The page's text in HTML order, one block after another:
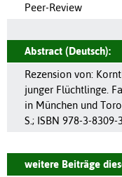
Peer-Review
Abstract (Deutsch):
Rezension von:
junger Flüchtlinge.
in München und
S.; ISBN 978-3-8309-
weitere Beiträge